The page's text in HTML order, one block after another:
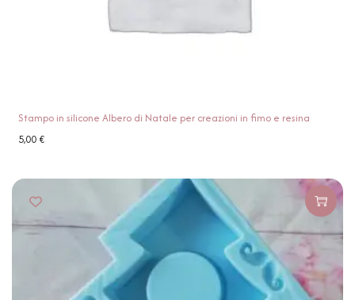
Stampo in silicone Albero di Natale per creazioni in fimo e resina
5,00€